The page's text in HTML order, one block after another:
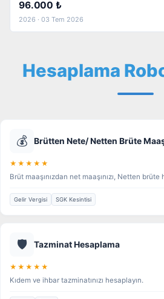
96.000 ₺
2026 · 03 Tem 2026
Hesaplama
💰 Brütten Nete/ Netten Brüte
★★★★★
Brüt maaşınızdan net maaşınızı, Netten brüte
Gelir Vergisi SGK Kesintisi
🛡️ Tazminat Hesaplama
★★★★★
Kıdem ve ihbar tazminatınızı hesaplayın.